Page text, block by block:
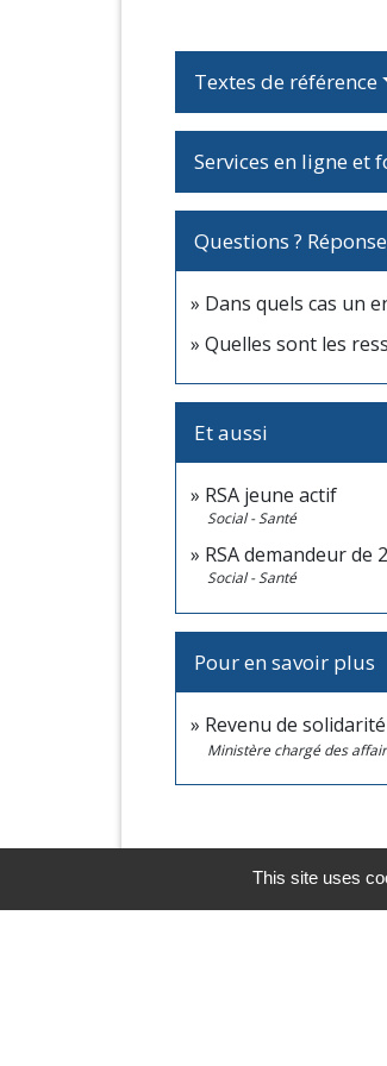
Textes de référence
Services en ligne et
Questions ?
Dans quels cas un
Quelles sont les
Et aussi
RSA jeune actif
Social - Santé
RSA demandeur de
Social - Santé
Pour en savoir plus
Revenu de solidarité
Ministère chargé des
This site uses